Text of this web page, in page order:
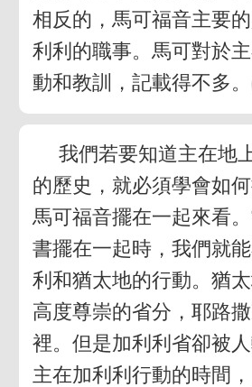
相反的，馬可福音主要
利利的職事。馬可對於
動和教訓，記載得不多。
我們若要知道主在地
的歷史，就必須學會如
馬可福音擺在一起來看
書擺在一起時，我們就
利和猶太地的行動。猶
高度尊崇的省分，耶路
裡。但是加利利省卻被人
主在加利利行動的時間